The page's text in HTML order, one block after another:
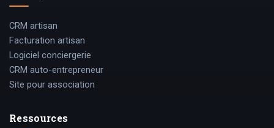
CRM artisan
Facturation artisan
Logiciel conciergerie
CRM auto-entrepreneur
Site pour association
Ressources